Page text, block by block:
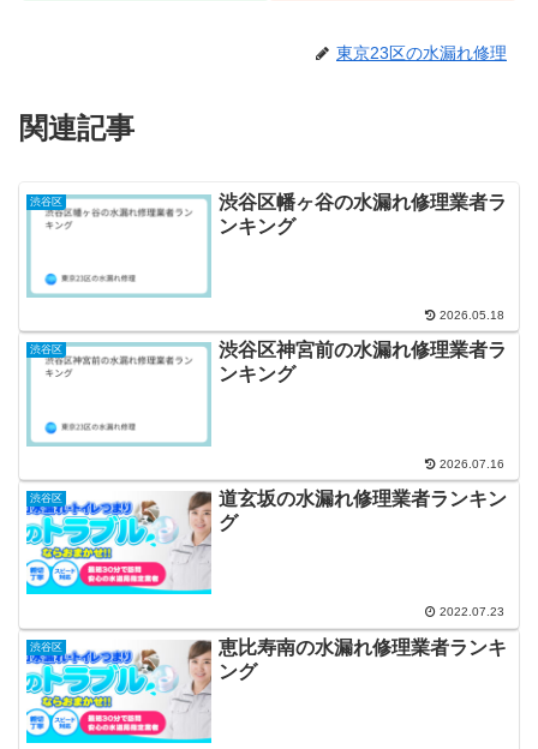
東京23区の水漏れ修理
関連記事
渋谷区
渋谷区幡ヶ谷の水漏れ修理業者ラ
ンキング
2026.05.18
渋谷区
渋谷区神宮前の水漏れ修理業者ラ
ンキング
2026.07.16
渋谷区
道玄坂の水漏れ修理業者ランキン
グ
2022.07.23
渋谷区
恵比寿南の水漏れ修理業者ランキ
ング